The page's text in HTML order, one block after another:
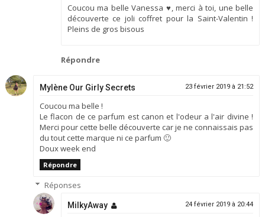
Coucou ma belle Vanessa ♥, merci à toi, une belle
découverte ce joli coffret pour la Saint-Valentin !
Pleins de gros bisous
Répondre
Mylène Our Girly Secrets 23 février 2019 à 21:52
Coucou ma belle !
Le flacon de ce parfum est canon et l'odeur a l'air divine !
Merci pour cette belle découverte car je ne connaissais pas
du tout cette marque ni ce parfum 🙂
Doux week end
Répondre
Réponses
MilkyAway 24 février 2019 à 20:44